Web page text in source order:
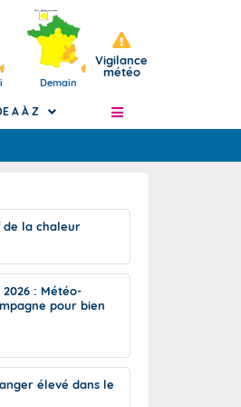
Demain
Vigilance
météo
de J+2 à J+7
intenses à l'échelle
du risque
A À Z
de la chaleur
2026 : Météo-
pour bien
élevé dans le